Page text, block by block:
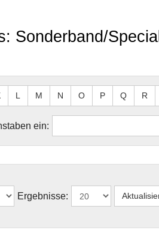
Sonderband/
L M N O P Q R
ein:
Ergebnisse: